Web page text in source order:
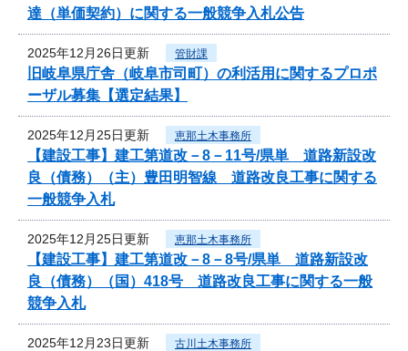
達（単価契約）に関する一般競争入札公告
2025年12月26日更新 管財課
旧岐阜県庁舎（岐阜市司町）の利活用に関するプロポ
ーザル募集【選定結果】
2025年12月25日更新 恵那土木事務所
【建設工事】建工第道改－8－11号/県単 道路新設改
良（債務）（主）豊田明智線 道路改良工事に関する
一般競争入札
2025年12月25日更新 恵那土木事務所
【建設工事】建工第道改－8－8号/県単 道路新設改
良（債務）（国）418号 道路改良工事に関する一般
競争入札
2025年12月23日更新 古川土木事務所